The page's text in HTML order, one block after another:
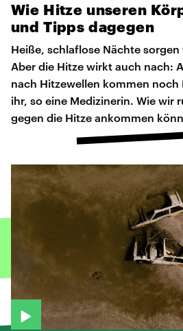
Wie Hitze unseren
und Tipps dagegen
Heiße, schlaflose Nächte
Aber die Hitze wirkt auch nach:
nach Hitzewellen kommen noch
ihr, so eine Medizinerin. Wie wir
gegen die Hitze ankommen